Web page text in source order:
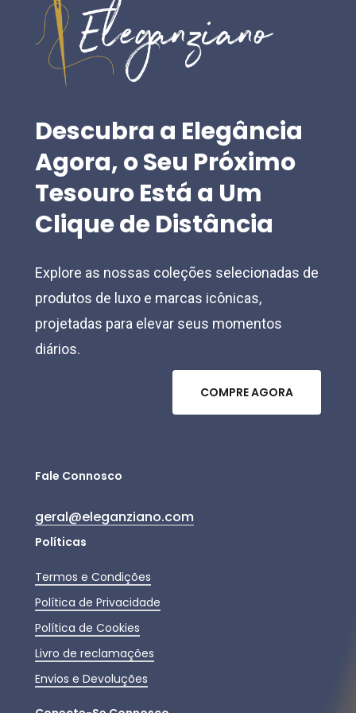
be
chosen
on
product
page
product
page
Descubra a Elegância
Agora,oSeu Próximo
TesouroEstá a Um
CliquedeDistância
Explore as nossas coleções selecionadas de
produtos de luxo e marcas icônicas,
projetadas para elevar seus momentos
diários.
COMPREAGORA
Fale Connosco
geral@eleganziano.com
Políticas
Termos e Condições
Política de Privacidade
Política de Cookies
Livro de reclamações
Envios e Devoluções